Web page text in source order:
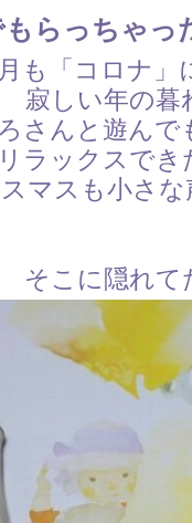
らっちゃっ
も「コロナ
寂しい年の暮
さんと遊んで
ラックスでき
スマスも小さ
そこに隠れて